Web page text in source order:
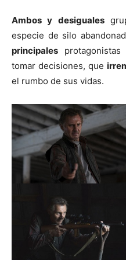
Ambos y desiguales
especie de silo
principales
tomar decisiones, que
el rumbo de sus vidas.